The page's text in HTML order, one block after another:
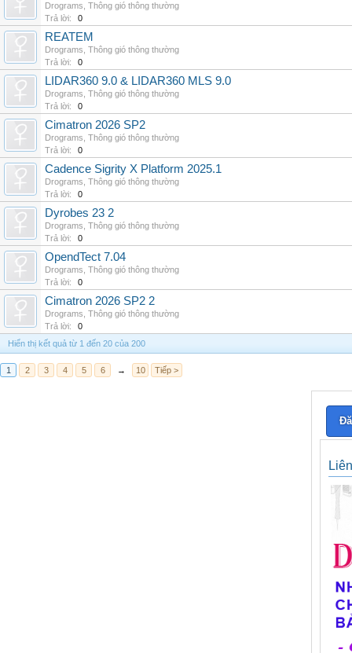
Drograms Thông gió thông thường
Trả lời:
0
REATEM
Drograms Thông gió thông thường
Trả lời:
0
LIDAR360 9.0 & LIDAR360 MLS 9.0
Drograms Thông gió thông thường
Trả lời:
0
Cimatron 2026 SP2
Drograms Thông gió thông thường
Trả lời:
0
Cadence Sigrity X Platform 2025.1
Drograms Thông gió thông thường
Trả lời:
0
Dyrobes 23 2
Drograms Thông gió thông thường
Trả lời:
0
OpendTect 7.04
Drograms Thông gió thông thường
Trả lời:
0
Cimatron 2026 SP2 2
Drograms Thông gió thông thường
Trả lời:
0
Hiển thị kết quả từ 1 đến 20 của 200
1 2 3 4 5 6 → 10 Tiếp >